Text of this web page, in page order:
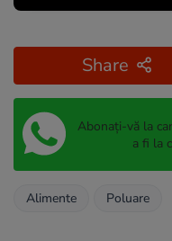
Share
Abonați-vă la
a fi la
Alimente Poluare